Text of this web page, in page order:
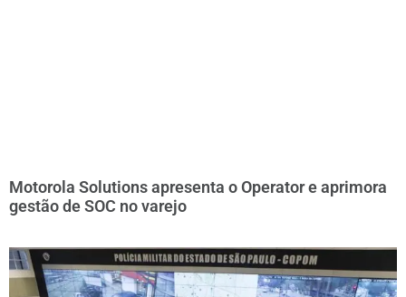
Motorola Solutions apresenta o Operator e aprimora
gestão de SOC no varejo